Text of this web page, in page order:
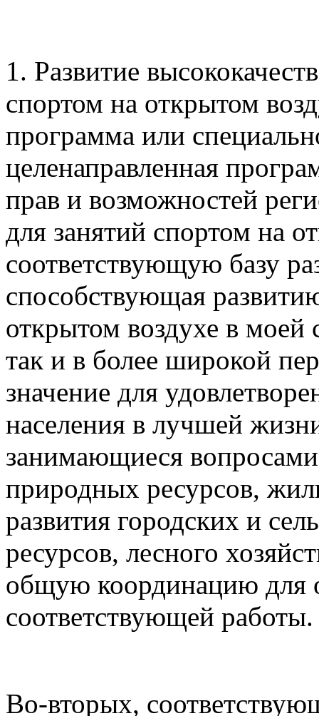
1. Развитие
спортом на открытом
программа или
целенаправленная
прав и возможностей
для занятий спортом на
соответствующую базу
способствующая
открытом воздухе в моей
так и в более широкой
значение для
населения в лучшей
занимающиеся
природных ресурсов,
развития городских и
ресурсов, лесного
общую координацию для
соответствующей работы.
Во-вторых,